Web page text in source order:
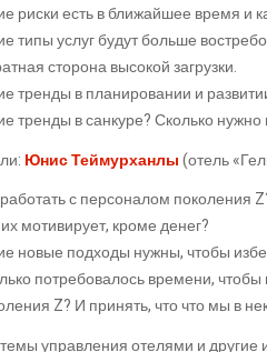
риски есть в ближайшее время и
типы услуг будут больше
сторона высокой загрузки.
тренды в планировании и
тренды в санкуре? Сколько
Юнис Теймурханлы(отель
с персоналом поколения
мотивирует, кроме денег?
новые подходы нужны, чтобы
потребовалось времени, чтобы
Z? И принять, что что мы в
управления отелями и другие